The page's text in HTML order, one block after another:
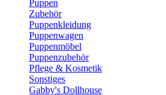
Puppen
Zubehör
Puppenkleidung
Puppenwagen
Puppenmöbel
Puppenzubehör
Pflege & Kosmetik
Sonstiges
Gabby's Dollhouse